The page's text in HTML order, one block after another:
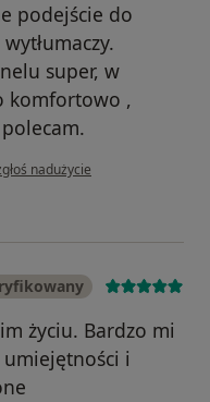
podejście do
super, w
komfortowo ,
opinii użytkownika Krzysztof F.
nadużycie
życiu. Bardzo mi
i